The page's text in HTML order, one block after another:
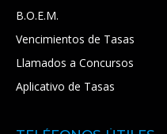
B.O.E.M.
Vencimientos de Tasas
Llamados a Concursos
Aplicativo de Tasas